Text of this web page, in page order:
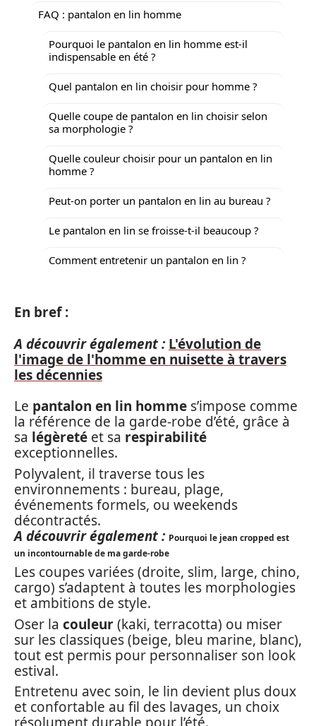
FAQ : pantalon en lin homme
Pourquoi le pantalon en lin homme est-il
indispensable en été ?
Quel pantalon en lin choisir pour homme ?
Quelle coupe de pantalon en lin choisir selon
sa morphologie ?
Quelle couleur choisir pour un pantalon en lin
homme ?
Peut-on porter un pantalon en lin au bureau ?
Le pantalon en lin se froisse-t-il beaucoup ?
Comment entretenir un pantalon en lin ?
En bref :
A découvrir également : L'évolution de
l'image de l'homme en nuisette à travers
les décennies
Le pantalon en lin homme s’impose comme
la référence de la garde-robe d’été, grâce à
sa légèreté et sa respirabilité
exceptionnelles.
Polyvalent, il traverse tous les
environnements : bureau, plage,
événements formels, ou weekends
décontractés.
A découvrir également : Pourquoi le jean cropped est
un incontournable de ma garde-robe
Les coupes variées (droite, slim, large, chino,
cargo) s’adaptent à toutes les morphologies
et ambitions de style.
Oser la couleur(kaki, terracotta) ou miser
sur les classiques (beige, bleu marine, blanc),
tout est permis pour personnaliser son look
estival.
Entretenu avec soin, le lin devient plus doux
et confortable au fil des lavages, un choix